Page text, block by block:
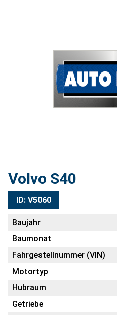
Volvo S40
ID: V5060
Baujahr
Baumonat
Fahrgestellnummer (VIN)
Motortyp
Hubraum
Getriebe